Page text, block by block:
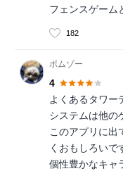
フェンスゲーム
182
ボムゾー
4
よくあるタワー
システムは他の
このアプリに出
くおもしろいで
個性豊かなキャ